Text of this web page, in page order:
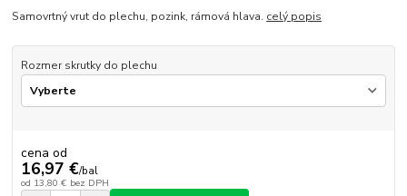
Samovrtný vrut do plechu, pozink, rámová hlava. celý popis
Rozmer skrutky do plechu
cena od
16,97 €/bal
od 13,80 € bez DPH